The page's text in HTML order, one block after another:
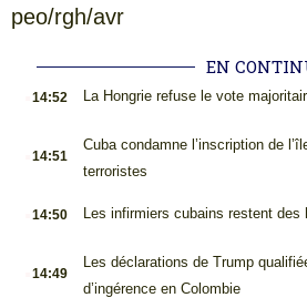
peo/rgh/avr
EN
14:52 La Hongrie refuse le vote
14:51
Cuba condamne l’inscription de
terroristes
14:50 Les infirmiers cubains restent des
14:49
Les déclarations de Trump
d’ingérence en Colombie